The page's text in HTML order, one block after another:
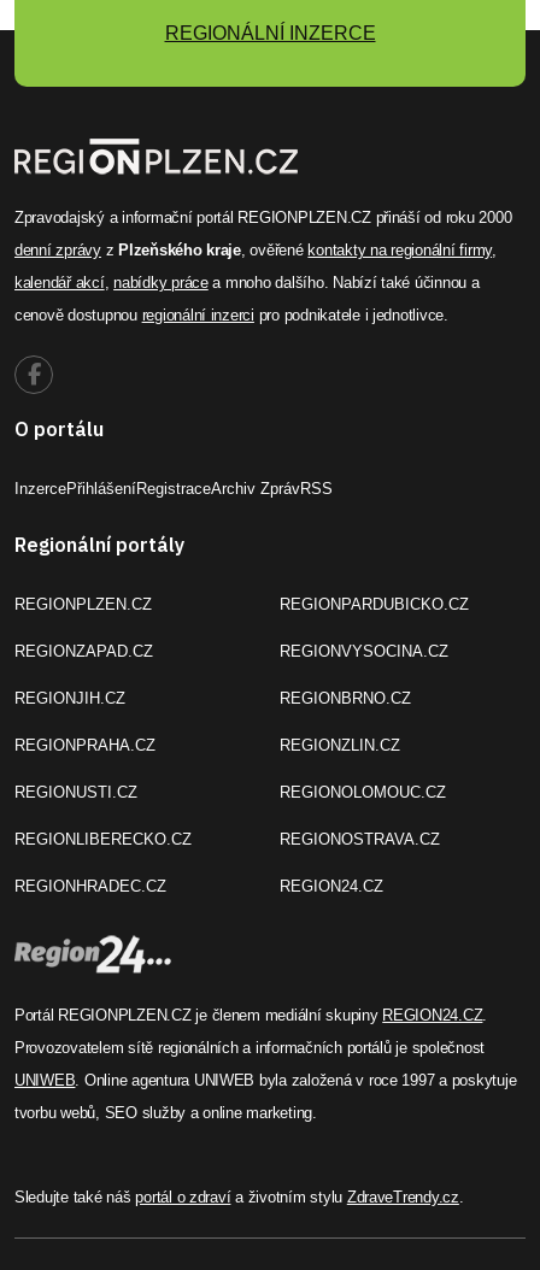
REGIONÁLNÍ INZERCE
Zpravodajský a informační portál REGIONPLZEN.CZ přináší od roku 2000
denní zprávyz Plzeňského kraje, ověřené kontakty na regionální firmy,
kalendář akcí,nabídky prácea mnoho dalšího. Nabízí také účinnou a
cenově dostupnou regionální inzerci pro podnikatele i jednotlivce.
O portálu
InzercePřihlášeníRegistraceArchiv ZprávRSS
Regionální portály
REGIONPLZEN.CZ
REGIONZAPAD.CZ
REGIONJIH.CZ
REGIONPRAHA.CZ
REGIONUSTI.CZ
REGIONLIBERECKO.CZ
REGIONHRADEC.CZ
REGIONPARDUBICKO.CZ
REGIONVYSOCINA.CZ
REGIONBRNO.CZ
REGIONZLIN.CZ
REGIONOLOMOUC.CZ
REGIONOSTRAVA.CZ
REGION24.CZ
Portál REGIONPLZEN.CZ je členem mediální skupiny REGION24.CZ.
Provozovatelem sítě regionálních a informačních portálů je společnost
UNIWEB. Online agentura UNIWEB byla založená v roce 1997 a poskytuje
tvorbu webů, SEO služby a online marketing.
Sledujte také nášportál o zdravía životním stylu ZdraveTrendy.cz.